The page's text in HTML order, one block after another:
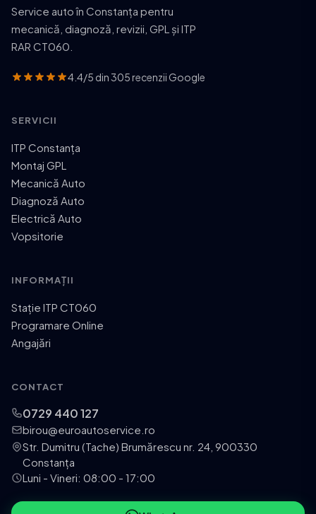
Service auto în Constanța pentru
mecanică, diagnoză, revizii, GPL și ITP
RAR CT060.
4.4/5 din 305 recenzii Google
SERVICII
ITP Constanța
Montaj GPL
Mecanică Auto
Diagnoză Auto
Electrică Auto
Vopsitorie
INFORMAȚII
Stație ITP CT060
Programare Online
Angajări
CONTACT
0729 440 127
birou@euroautoservice.ro
Str. Dumitru (Tache) Brumărescu nr. 24, 900330
Constanța
Luni - Vineri: 08:00 - 17:00